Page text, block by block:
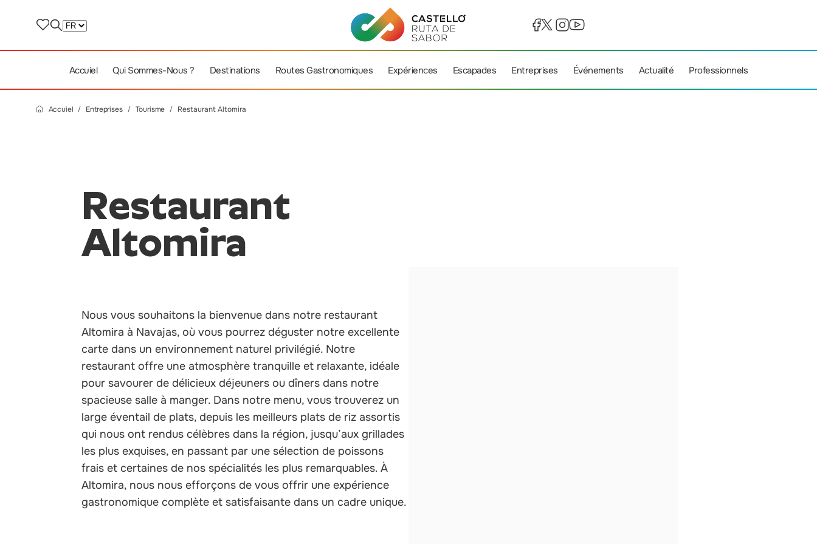
Accuiel Qui Sommes-Nous ? Destinations Routes Gastronomiques Expériences Escapades Entreprises Événements Actualité Professionnels
Accuiel Entreprises Tourisme Restaurant Altomira
Restaurant
Altomira
Nous vous souhaitons la bienvenue dans notre restaurant
Altomira à Navajas, où vous pourrez déguster notre excellente
carte dans un environnement naturel privilégié. Notre
restaurant offre une atmosphère tranquille et relaxante, idéale
pour savourer de délicieux déjeuners ou dîners dans notre
spacieuse salle à manger. Dans notre menu, vous trouverez un
large éventail de plats, depuis les meilleurs plats de riz assortis
qui nous ont rendus célèbres dans la région, jusqu’aux grillades
les plus exquises, en passant par une sélection de poissons
frais et certaines de nos spécialités les plus remarquables. À
Altomira, nous nous efforçons de vous offrir une expérience
gastronomique complète et satisfaisante dans un cadre unique.